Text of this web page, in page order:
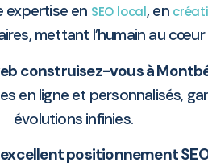
expertise en SEO local, en
mettant l’humain au
construisez-vous à
en ligne et personnalisés,
évolutions infinies.
positionnement